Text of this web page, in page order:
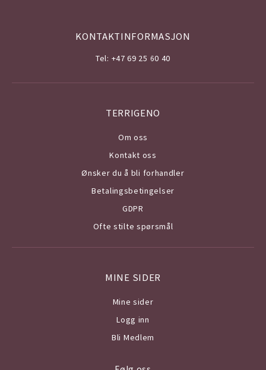
KONTAKTINFORMASJON
Tel: +47 69 25 60 40
TERRIGENO
Om oss
Kontakt oss
Ønsker du å bli forhandler
Betalingsbetingelser
GDPR
Ofte stilte spørsmål
MINE SIDER
Mine sider
Logg inn
Bli Medlem